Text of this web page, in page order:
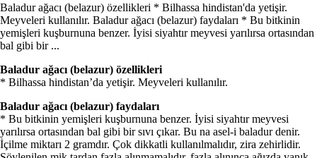
Baladur ağacı (belazur) özellikleri * Bilhassa hindistan'da yetişir.
Meyveleri kullanılır. Baladur ağacı (belazur) faydaları * Bu bitkinin
yemişleri kuşburnuna benzer. İyisi siyahtır meyvesi yarılırsa ortasından
bal gibi bir ...
Baladur ağacı (belazur) özellikleri
* Bilhassa hindistan’da yetişir. Meyveleri kullanılır.
Baladur ağacı (belazur) faydaları
* Bu bitkinin yemişleri kuşburnuna benzer. İyisi siyahtır meyvesi
yarılırsa ortasından bal gibi bir sıvı çıkar. Bu na asel-i baladur denir.
İçilme miktarı 2 gramdır. Çok dikkatli kullanılmalıdır, zira zehirlidir.